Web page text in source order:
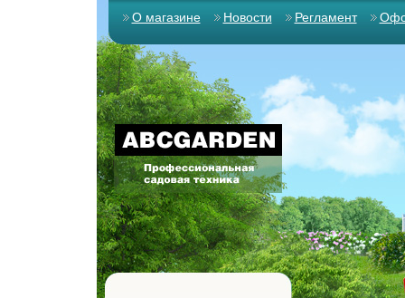
О магазине Новости Регламент